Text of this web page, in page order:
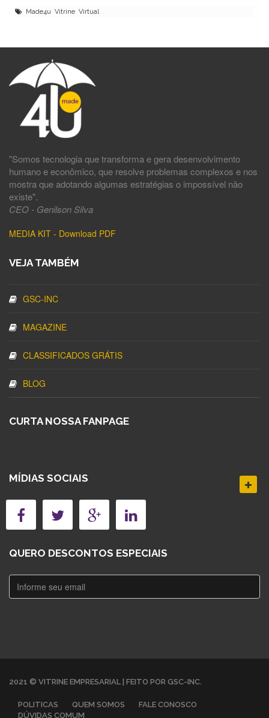
Made4u Vitrine Virtual
"Somos tecnologia que transforma e gera desenvolvimento
humano e econômico, que resolve problemas complexos e nos
mostra que adotando algumas estratégias o impossível não
existe".
CEO - Genilson Silva
MEDIA KIT - Download PDF
VEJA TAMBÉM
GSC-INC
MAGAZINE
CLASSIFICADOS GRÁTIS
BLOG
CURTA NOSSA FANPAGE
MÍDIAS SOCIAIS
QUERO DESCONTOS ESPECIAIS
2021 © VITRINE EMPRESARIAL | FEITO POR GSC-INC.
POLITICAS QUEM SOMOS
FALE CONOSCO
DÚVIDAS COMUM